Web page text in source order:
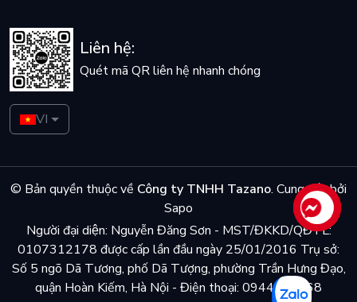
Liên hệ:
Quét mã QR liên hệ nhanh chóng
VI
© Bản quyền thuộc về Công ty TNHH Tazano. Cung cấp bởi
Sapo
Người đại diện: Nguyễn Đăng Sơn - MST/ĐKKD/QĐTL:
0107312178 được cấp lần đầu ngày 25/01/2016 Trụ sở:
Số 5 ngõ Dã Tương, phố Dã Tượng, phường Trần Hưng Đạo,
quận Hoàn Kiếm, Hà Nội - Điện thoại: 0944048868
Liên hệ